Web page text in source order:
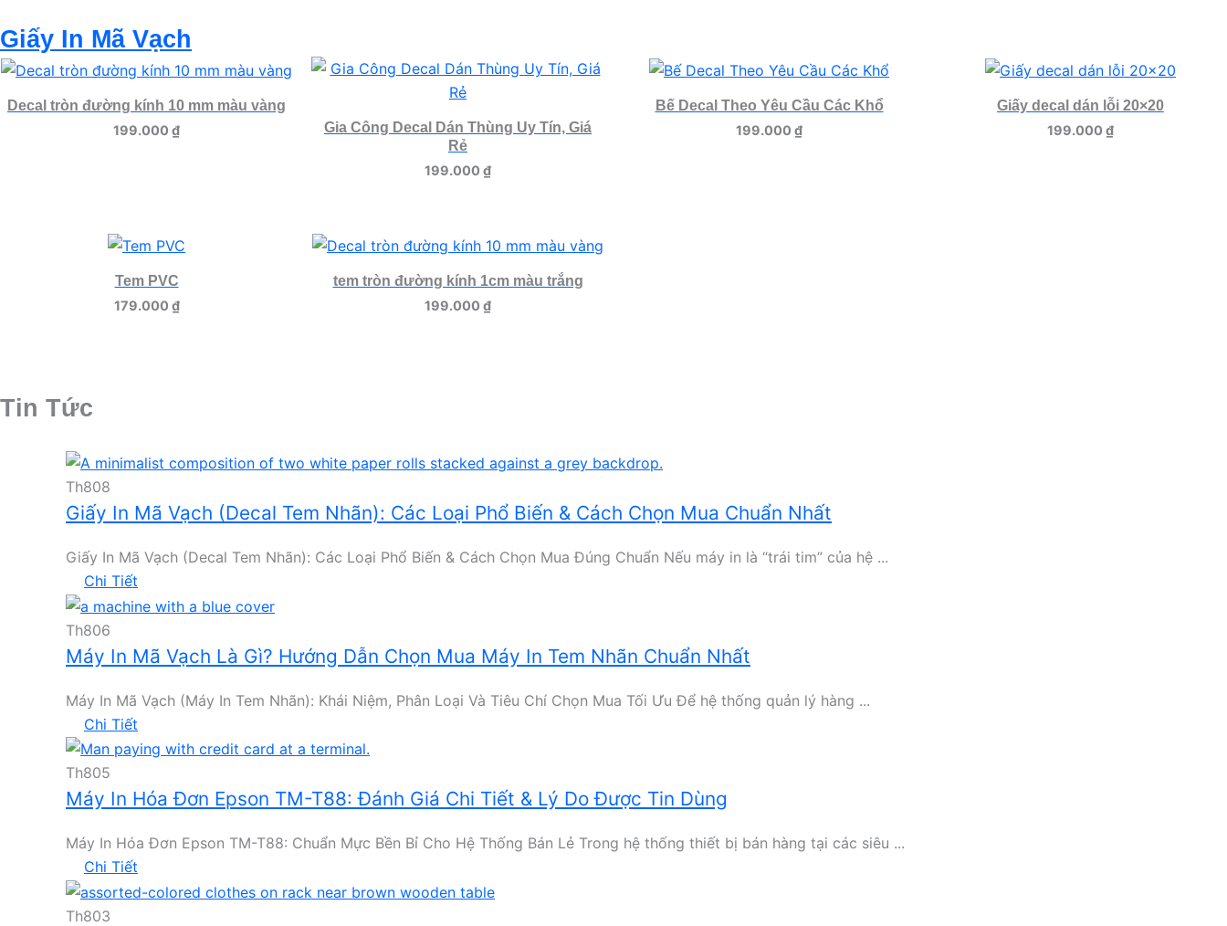
Giấy In Mã Vạch
Decal tròn đường kính 10 mm màu vàng
199.000 ₫
Gia Công Decal Dán Thùng Uy Tín, Giá
Rẻ
199.000 ₫
Bế Decal Theo Yêu Cầu Các Khổ
199.000 ₫
Giấy decal dán lỗi 20×20
199.000 ₫
Tem PVC
179.000 ₫
tem tròn đường kính 1cm màu trắng
199.000 ₫
Tin Tức
Th808
Giấy In Mã Vạch (Decal Tem Nhãn): Các Loại Phổ Biến & Cách Chọn Mua Chuẩn Nhất
Giấy In Mã Vạch (Decal Tem Nhãn): Các Loại Phổ Biến & Cách Chọn Mua Đúng Chuẩn Nếu máy in là “trái tim” của hệ ...
Chi Tiết
Th806
Máy In Mã Vạch Là Gì? Hướng Dẫn Chọn Mua Máy In Tem Nhãn Chuẩn Nhất
Máy In Mã Vạch (Máy In Tem Nhãn): Khái Niệm, Phân Loại Và Tiêu Chí Chọn Mua Tối Ưu Để hệ thống quản lý hàng ...
Chi Tiết
Th805
Máy In Hóa Đơn Epson TM-T88: Đánh Giá Chi Tiết & Lý Do Được Tin Dùng
Máy In Hóa Đơn Epson TM-T88: Chuẩn Mực Bền Bỉ Cho Hệ Thống Bán Lẻ Trong hệ thống thiết bị bán hàng tại các siêu ...
Chi Tiết
Th803